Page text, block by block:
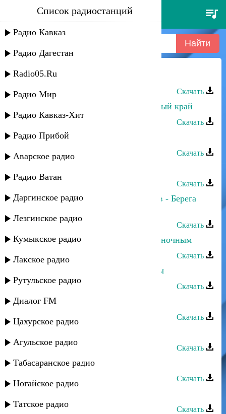
ислам айдаров - тома
Список радиостанций
Радио Кавказ
Радио Дагестан
Radio05.Ru
Радио Мир
Радио Кавказ-Хит
Радио Прибой
Аварское радио
Радио Ватан
Даргинское радио
Лезгинское радио
Кумыкское радио
Лакское радио
Рутульское радио
Диалог FM
Цахурское радио
Агульское радио
Табасаранское радио
Ногайское радио
Татское радио
Ислам Гуков - Нэ къуэлэн
Скачать
Ислам Итляшев - Мирный, красивый край
Скачать
Ислам Итляшев - Улетаю
Скачать
Скачать
Жанна Сикалиева, Ислам Итляшев - Берега
Скачать
Ислам Мальсуйгенов - По улицам ночным
Скачать
Ислам Итляшев - Она любила розы
Скачать
Ислам Джамбеков - Небеса
Скачать
Скачать
Ислам Мальсуйгенов - Мой мир
Скачать
Скачать